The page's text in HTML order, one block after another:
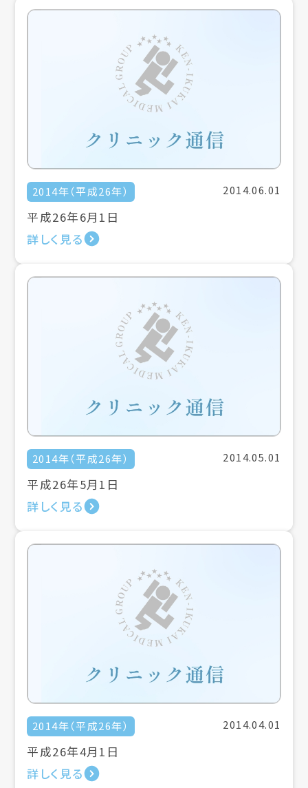
2014年（平成26年） 2014.06.01
平成26年6月1日
詳しく見る
2014年（平成26年） 2014.05.01
平成26年5月1日
詳しく見る
2014年（平成26年） 2014.04.01
平成26年4月1日
詳しく見る